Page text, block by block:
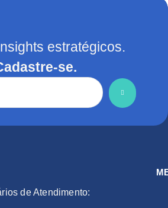
estratégicos.
se.
de Atendimento: